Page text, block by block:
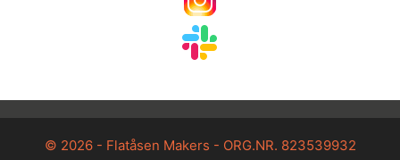
© 2026 - Flatåsen Makers - ORG.NR. 823539932